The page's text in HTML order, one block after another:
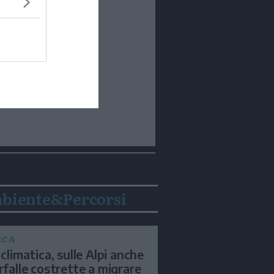
sulle Alpi anche
costrette a migrare